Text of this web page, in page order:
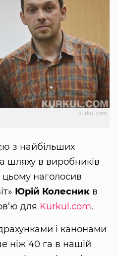
kurkul.com
з найбільших
шляху в виробників
цьому наголосив
Юрій Колесник в
для Kurkul.com.
і канонами
ніж 40 га в нашій